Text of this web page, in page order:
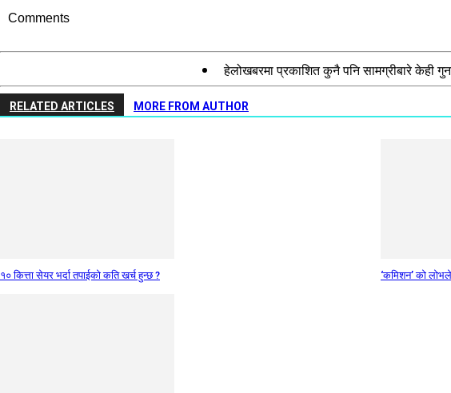
Comments
हेलोखबरमा प्रकाशित कुनै पनि सामग्रीबारे केही
RELATED ARTICLES MORE FROM AUTHOR
१० कित्ता सेयर भर्दा तपाईको कति खर्च हुन्छ ? ‘कमिशन’ को